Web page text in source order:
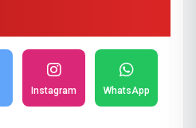
Instagram WhatsApp